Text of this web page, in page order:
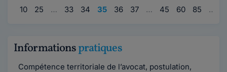
10 25 … 33 34 35 36 37 … 45 60 85 …
Informationspratiques
Compétence territoriale de l’avocat, postulation,